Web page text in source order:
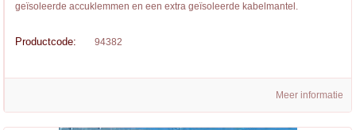
geïsoleerde accuklemmen en een extra geïsoleerde kabelmantel.
Productcode: 94382
Meer informatie